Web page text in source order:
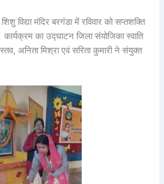
विद्या मंदिर बरगंडा में रविवार को सप्तशक्ति
का उद्घाटन जिला संयोजिका स्वाति
अनिता मिश्रा एवं सरिता कुमारी ने संयुक्त